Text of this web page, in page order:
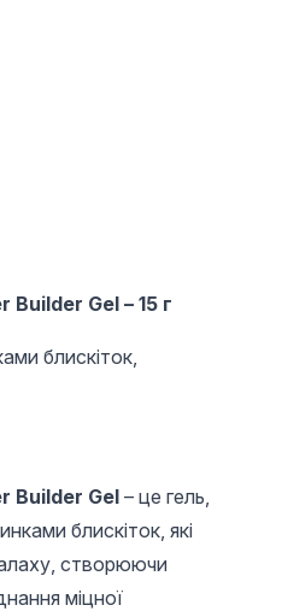
220 UAH
Гель для
моделювання нігтів
15 г, Bloom Gel 10
Gel – 15 г
блискіток,
Builder Gel – це гель,
блискіток, які
створюючи
міцної